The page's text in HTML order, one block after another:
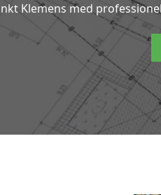
Klemens med